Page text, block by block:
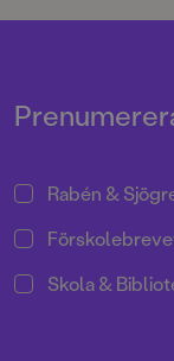
Rabén &
Skola &